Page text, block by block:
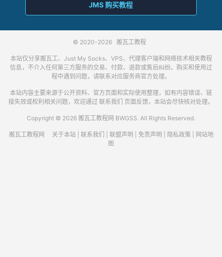
JMS 购买教程
© 2020-2026 搬瓦工教程
本站仅分享搬瓦工、Just My Socks、VPS、代理客户端和网络技术相关教程
信息，不介入任何第三方服务的交易、付款、退款或售后纠纷。购买和使用过
程中遇到问题，请联系对应服务商官方处理。
本站内容主要来源于公开资料、官方页面和实际使用整理，如有内容错误、链
接失效或权利相关问题，欢迎通过 联系我们 页面反馈，本站会尽快核对处理。
Copyright © 2026 搬瓦工教程网 BWGSS. All Rights Reserved.
搬瓦工教程网 关于本站| 联系我们 联盟声明 免责声明 隐私政策
网站地
图